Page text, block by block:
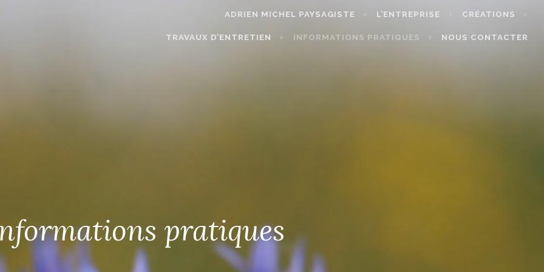
ADRIEN MICHEL PAYSAGISTE L’ENTREPRISE CRÉATIONS
TRAVAUX D’ENTRETIEN INFORMATIONS PRATIQUES NOUS CONTACTER
pratiques